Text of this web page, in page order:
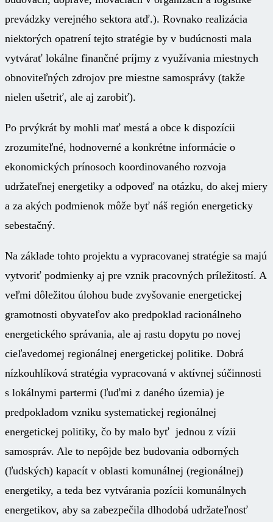
prevádzky verejného sektora atď.). Rovnako realizácia
niektorých opatrení tejto stratégie by v budúcnosti mala
vytvárať lokálne finančné príjmy z využívania miestnych
obnoviteľných zdrojov pre miestne samosprávy (takže
nielen ušetriť, ale aj zarobiť).
Po prvýkrát by mohli mať mestá a obce k dispozícii
zrozumiteľné, hodnoverné a konkrétne informácie o
ekonomických prínosoch koordinovaného rozvoja
udržateľnej energetiky a odpoveď na otázku, do akej miery
a za akých podmienok môže byť náš región energeticky
sebestačný.
Na základe tohto projektu a vypracovanej stratégie sa majú
vytvoriť podmienky aj pre vznik pracovných príležitostí. A
veľmi dôležitou úlohou bude zvyšovanie energetickej
gramotnosti obyvateľov ako predpoklad racionálneho
energetického správania, ale aj rastu dopytu po novej
cieľavedomej regionálnej energetickej politike. Dobrá
nízkouhlíková stratégia vypracovaná v aktívnej súčinnosti
s lokálnymi partermi (ľuďmi z daného územia) je
predpokladom vzniku systematickej regionálnej
energetickej politiky, čo by malo byť jednou z vízii
samospráv. Ale to nepôjde bez budovania odborných
(ľudských) kapacít v oblasti komunálnej (regionálnej)
energetiky, a teda bez vytvárania pozícii komunálnych
energetikov, aby sa zabezpečila dlhodobá udržateľnosť